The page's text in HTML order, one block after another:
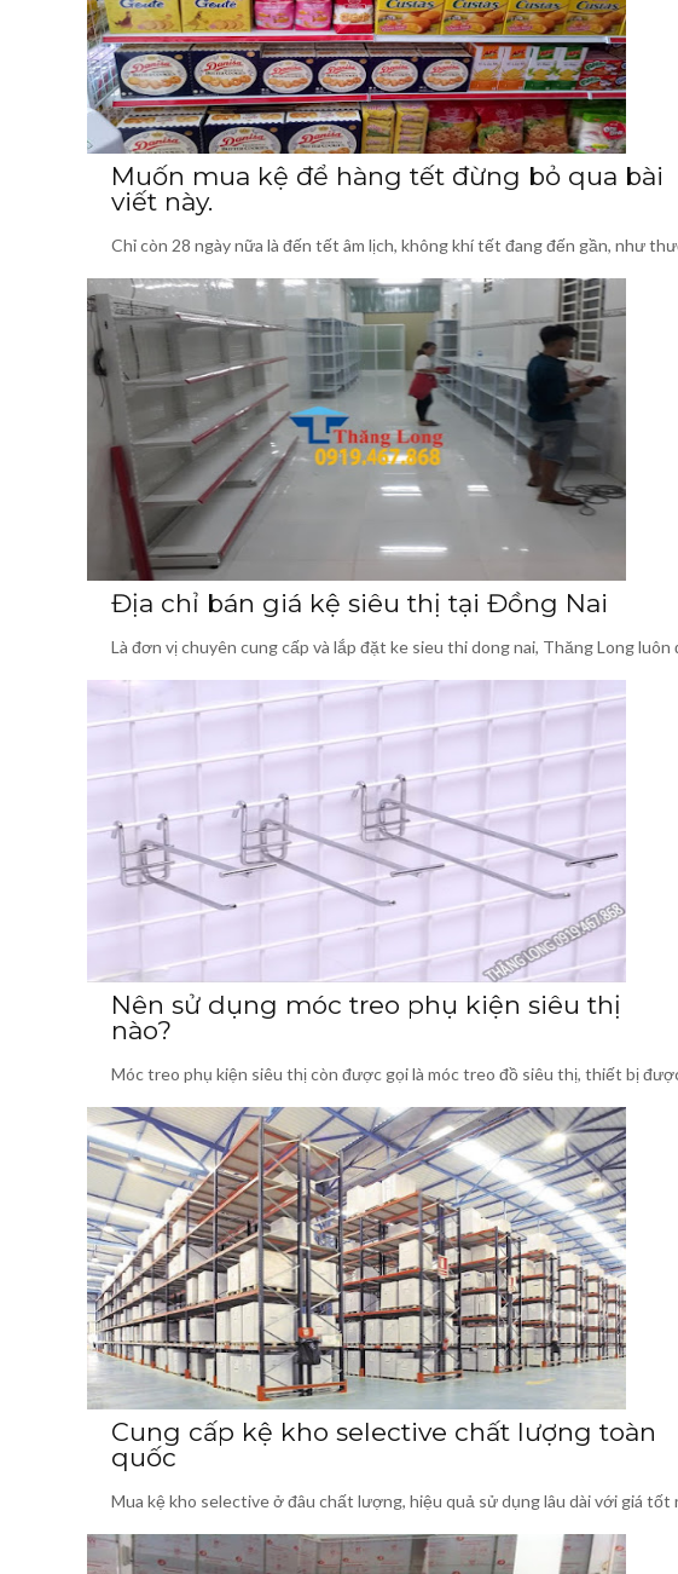
Muốn mua kệ để hàng tết đừng bỏ qua bài
viết này.
Chỉ còn 28 ngày nữa là đến tết âm lịch, không khí tết đang đến gần, như
Địa chỉ bán giá kệ siêu thị tại Đồng Nai
Là đơn vị chuyên cung cấp và lắp đặt ke sieu thi dong nai, Thăng Long
Nên sử dụng móc treo phụ kiện siêu thị
nào?
Móc treo phụ kiện siêu thị còn được gọi là móc treo đồ siêu thị, thiết bị
Cung cấp kệ kho selective chất lượng toàn
quốc
Mua kệ kho selective ở đâu chất lượng, hiệu quả sử dụng lâu dài với giá tốt